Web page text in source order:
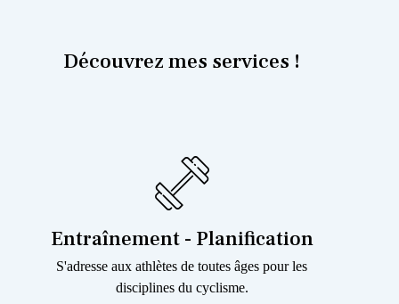
Découvrez mes services !
Entraînement - Planification
S'adresse aux athlètes de toutes âges pour les
disciplines du cyclisme.